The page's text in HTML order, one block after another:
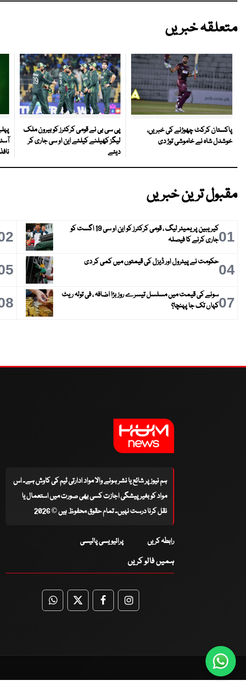
متعلقہ خبریں
پاکستان کرکٹ چھوڑنے کی خبریں،
خوشدل شاہ نے خاموشی توڑ دی
پی سی بی نے قومی کرکٹرز کو بیرون ملک
لیگز کھیلنے کیلئے این او سی جاری کر
دیئے
مقبول ترین خبریں
01
کیریبین پریمیئر لیگ ، قومی کرکٹرز کو این او سی 19 اگست کو
جاری کرنے کا فیصلہ
04حکومت نے پیٹرول اور ڈیزل کی قیمتوں میں کمی کر دی
07سونے کی قیمت میں مسلسل تیسرے روز بڑا اضافہ ، فی تولہ ریٹ
کہاں تک جا پہنچا؟
ہم نیوز پر شائع یا نشر ہونے والا مواد ادارتی ٹیم کی کاوش ہے۔ اس
مواد کو بغیر پیشگی اجازت کسی بھی صورت میں استعمال یا
نقل کرنا درست نہیں۔ تمام حقوق محفوظ ہیں © 2026
رابطہ کریں پرائیویسی پالیسی
ہمیں فالو کریں
WhatsApp
TwitterFacebookFacebook